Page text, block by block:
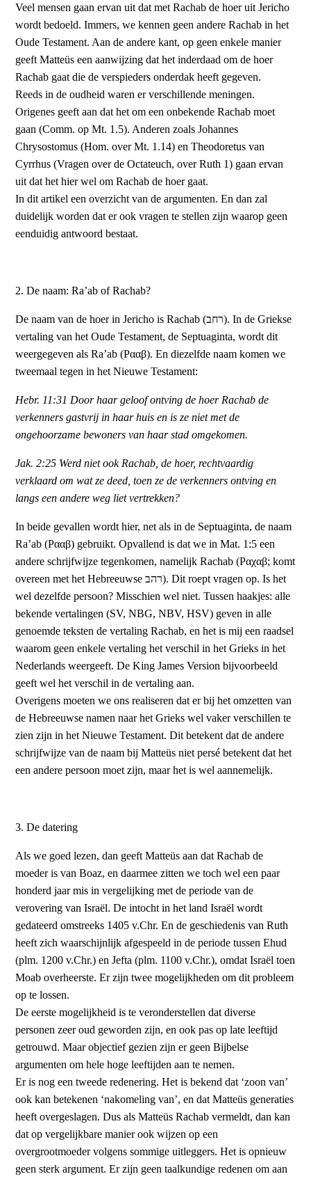
Veel mensen gaan ervan uit dat met Rachab de hoer uit Jericho
wordt bedoeld. Immers, we kennen geen andere Rachab in het
Oude Testament. Aan de andere kant, op geen enkele manier
geeft Matteüs een aanwijzing dat het inderdaad om de hoer
Rachab gaat die de verspieders onderdak heeft gegeven.
Reeds in de oudheid waren er verschillende meningen.
Origenes geeft aan dat het om een onbekende Rachab moet
gaan (Comm. op Mt. 1.5). Anderen zoals Johannes
Chrysostomus (Hom. over Mt. 1.14) en Theodoretus van
Cyrrhus (Vragen over de Octateuch, over Ruth 1) gaan ervan
uit dat het hier wel om Rachab de hoer gaat.
In dit artikel een overzicht van de argumenten. En dan zal
duidelijk worden dat er ook vragen te stellen zijn waarop geen
eenduidig antwoord bestaat.
2. De naam: Ra’ab of Rachab?
De naam van de hoer in Jericho is Rachab (רחב). In de Griekse
vertaling van het Oude Testament, de Septuaginta, wordt dit
weergegeven als Ra’ab (Ρααβ). En diezelfde naam komen we
tweemaal tegen in het Nieuwe Testament:
Hebr. 11:31 Door haar geloof ontving de hoer Rachab de
verkenners gastvrij in haar huis en is ze niet met de
ongehoorzame bewoners van haar stad omgekomen.
Jak. 2:25 Werd niet ook Rachab, de hoer, rechtvaardig
verklaard om wat ze deed, toen ze de verkenners ontving en
langs een andere weg liet vertrekken?
In beide gevallen wordt hier, net als in de Septuaginta, de naam
Ra’ab (Ρααβ) gebruikt. Opvallend is dat we in Mat. 1:5 een
andere schrijfwijze tegenkomen, namelijk Rachab (Ραχαβ; komt
overeen met het Hebreeuwse רהב). Dit roept vragen op. Is het
wel dezelfde persoon? Misschien wel niet. Tussen haakjes: alle
bekende vertalingen (SV, NBG, NBV, HSV) geven in alle
genoemde teksten de vertaling Rachab, en het is mij een raadsel
waarom geen enkele vertaling het verschil in het Grieks in het
Nederlands weergeeft. De King James Version bijvoorbeeld
geeft wel het verschil in de vertaling aan.
Overigens moeten we ons realiseren dat er bij het omzetten van
de Hebreeuwse namen naar het Grieks wel vaker verschillen te
zien zijn in het Nieuwe Testament. Dit betekent dat de andere
schrijfwijze van de naam bij Matteüs niet persé betekent dat het
een andere persoon moet zijn, maar het is wel aannemelijk.
3. De datering
Als we goed lezen, dan geeft Matteüs aan dat Rachab de
moeder is van Boaz, en daarmee zitten we toch wel een paar
honderd jaar mis in vergelijking met de periode van de
verovering van Israël. De intocht in het land Israël wordt
gedateerd omstreeks 1405 v.Chr. En de geschiedenis van Ruth
heeft zich waarschijnlijk afgespeeld in de periode tussen Ehud
(plm. 1200 v.Chr.) en Jefta (plm. 1100 v.Chr.), omdat Israël toen
Moab overheerste. Er zijn twee mogelijkheden om dit probleem
op te lossen.
De eerste mogelijkheid is te veronderstellen dat diverse
personen zeer oud geworden zijn, en ook pas op late leeftijd
getrouwd. Maar objectief gezien zijn er geen Bijbelse
argumenten om hele hoge leeftijden aan te nemen.
Er is nog een tweede redenering. Het is bekend dat ‘zoon van’
ook kan betekenen ‘nakomeling van’, en dat Matteüs generaties
heeft overgeslagen. Dus als Matteüs Rachab vermeldt, dan kan
dat op vergelijkbare manier ook wijzen op een
overgrootmoeder volgens sommige uitleggers. Het is opnieuw
geen sterk argument. Er zijn geen taalkundige redenen om aan